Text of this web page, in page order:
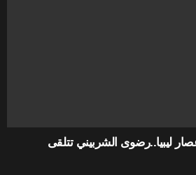
ليبيا..رضوى الشربيني تتلقى